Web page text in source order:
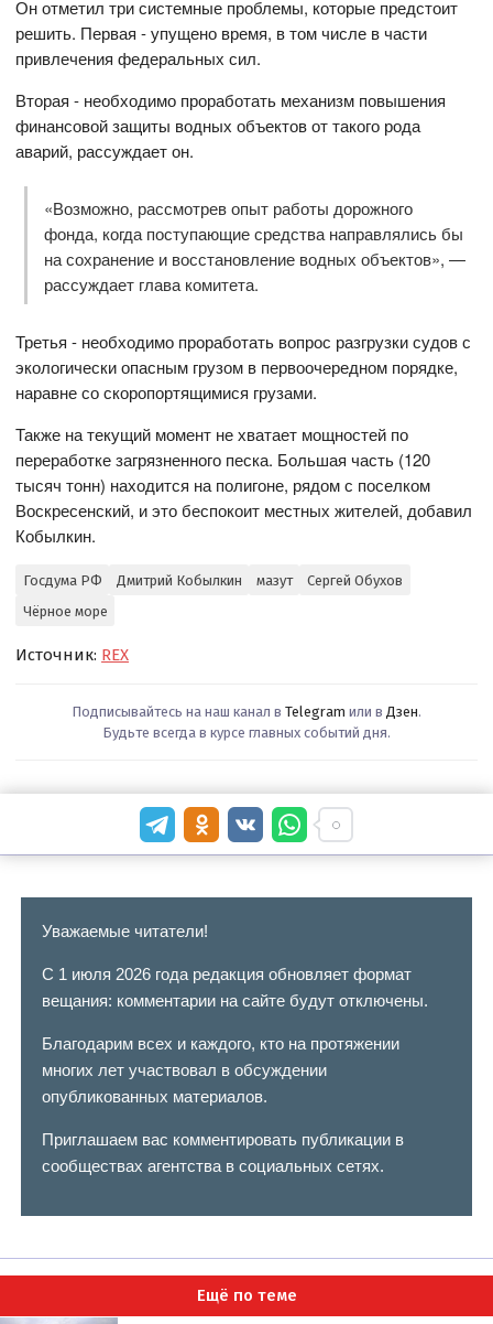
Он отметил три системные проблемы, которые предстоит
решить. Первая - упущено время, в том числе в части
привлечения федеральных сил.
Вторая - необходимо проработать механизм повышения
финансовой защиты водных объектов от такого рода
аварий, рассуждает он.
«Возможно, рассмотрев опыт работы дорожного
фонда, когда поступающие средства направлялись бы
на сохранение и восстановление водных объектов», —
рассуждает глава комитета.
Третья - необходимо проработать вопрос разгрузки судов с
экологически опасным грузом в первоочередном порядке,
наравне со скоропортящимися грузами.
Также на текущий момент не хватает мощностей по
переработке загрязненного песка. Большая часть (120
тысяч тонн) находится на полигоне, рядом с поселком
Воскресенский, и это беспокоит местных жителей, добавил
Кобылкин.
Госдума РФ Дмитрий Кобылкин мазут
Сергей Обухов
Чёрное море
Источник: REX
Подписывайтесь на наш канал в Telegram или в Дзен.
Будьте всегда в курсе главных событий дня.
Уважаемые читатели!
С 1 июля 2026 года редакция обновляет формат
вещания: комментарии на сайте будут отключены.
Благодарим всех и каждого, кто на протяжении
многих лет участвовал в обсуждении
опубликованных материалов.
Приглашаем вас комментировать публикации в
сообществах агентства в социальных сетях.
Ещё по теме